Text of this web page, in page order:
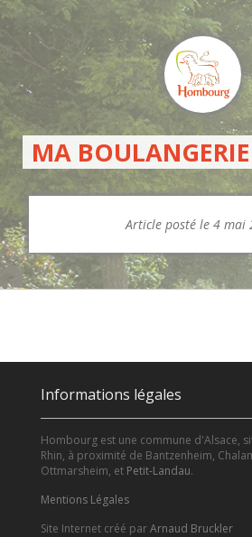
MA
Article posté le 4 mai
Informations légales
Hombourg est une commune d'Alsace,
Rhin, à proximité de Bantzenheim,
Ottmarsheim, et Petit-Landau.
Mentions Légales
Site Internet créé parArnaud Bruckler